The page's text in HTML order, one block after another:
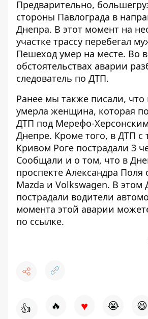
Предварительно,
стороны Павлограда в
Днепра. В этот момент на
участке трассу перебегал
Пешеход умер на месте. Во
обстоятельствах аварии
следователь по ДТП.
Ранее мы также писали, что
умерла женщина, которая
ДТП под Мерефо-
Днепре. Кроме того, в ДТП с
Кривом Роге пострадали 3
Сообщали и о том, что в
проспекте Александра Поля
Mazda и Volkswagen. В этом
пострадали водители
момента этой аварии
по ссылке.
👍 🔥 ♥ 😭 😆